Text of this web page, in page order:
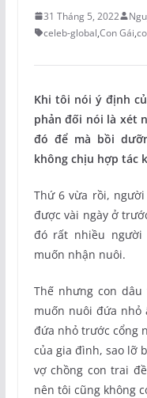
31 Tháng 5, 2022
celeb-global,Con Gái,
Khi tôi nói ý định
phản đối nói là xét
đó để mà bồi
không chịu hợp tác
Thứ 6 vừa rồi,
được vài ngày ở
đó rất nhiều người
muốn nhận nuôi.
Thế nhưng con
muốn nuôi đứa nhỏ
đứa nhỏ trước cổng
của gia đình, sao lỡ
vợ chồng con trai
nên tôi cũng không